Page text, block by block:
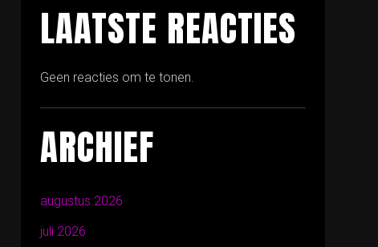
LAATSTE REACTIES
Geen reacties om te tonen.
ARCHIEF
augustus 2026
juli 2026